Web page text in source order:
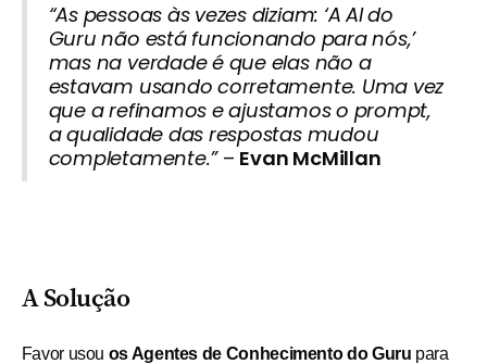
“As pessoas às vezes diziam: ‘A AI do
Guru não está funcionando para nós,’
mas na verdade é que elas não a
estavam usando corretamente. Uma vez
que a refinamos e ajustamos o prompt,
a qualidade das respostas mudou
completamente.”– Evan McMillan
A Solução
Favor usou os Agentes de Conhecimento do Guru para